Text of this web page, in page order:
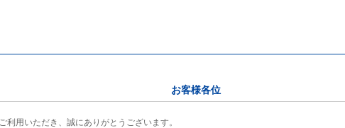
お客様各位
利用いただき、誠にありがとうございます。